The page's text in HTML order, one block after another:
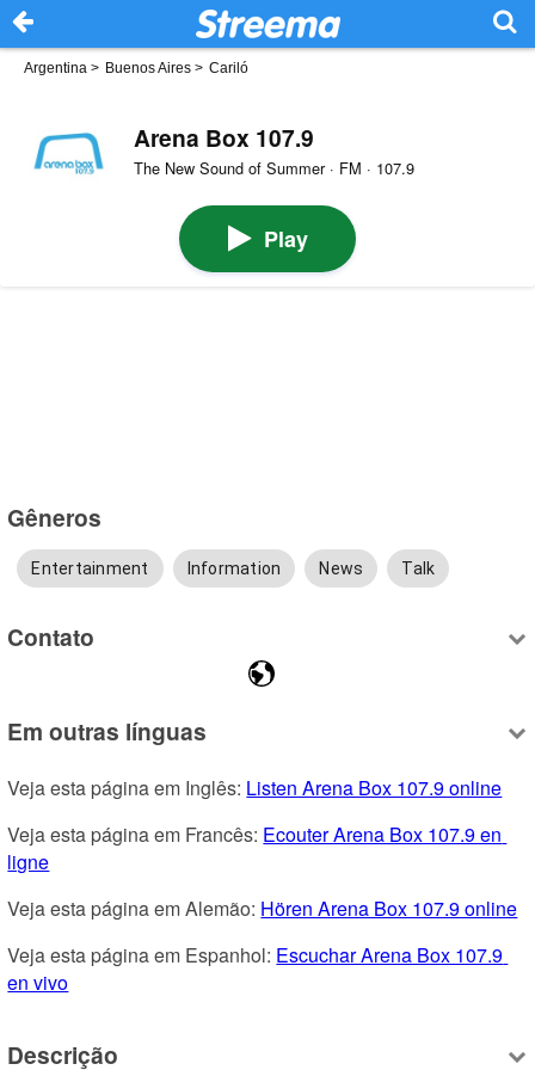
Argentina > Buenos Aires > Cariló
Arena Box 107.9
The New Sound of Summer · FM · 107.9
Play
Gêneros
Entertainment Information News Talk
Contato
Em outras línguas
Veja esta página em Inglês: Listen Arena Box 107.9 online
Veja esta página em Francês: Ecouter Arena Box 107.9 en
ligne
Veja esta página em Alemão: Hören Arena Box 107.9 online
Veja esta página em Espanhol: Escuchar Arena Box 107.9
en vivo
Descrição